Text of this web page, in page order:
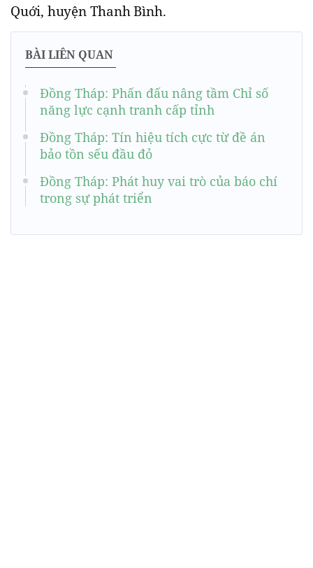
Quới, huyện Thanh Bình.
BÀI LIÊN QUAN
Đồng Tháp: Phấn đấu nâng tầm Chỉ số
năng lực cạnh tranh cấp tỉnh
Đồng Tháp: Tín hiệu tích cực từ đề án
bảo tồn sếu đầu đỏ
Đồng Tháp: Phát huy vai trò của báo chí
trong sự phát triển